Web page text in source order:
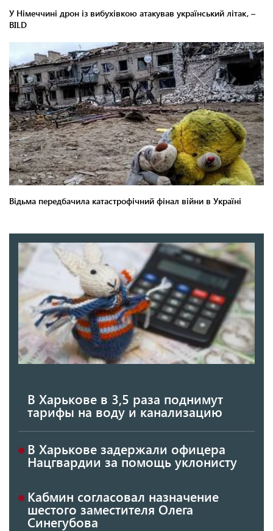
В Харькове в 3,5 раза поднимут
тарифы на воду и канализацию
В Харькове задержали офицера
Нацгвардии за помощь уклонисту
Кабмин согласовал назначение
шестого заместителя Олега
Синегубова